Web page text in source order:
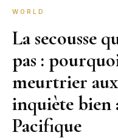
WORLD
La secousse
pas :
meurtrier
inquiète bien
Pacifique